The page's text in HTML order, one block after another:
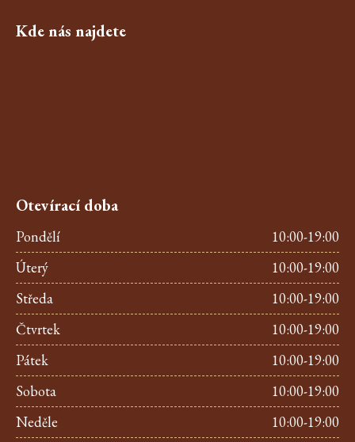
Kde nás najdete
Otevírací doba
Pondělí
10:00-19:00
Úterý
10:00-19:00
Středa
10:00-19:00
Čtvrtek
10:00-19:00
Pátek
10:00-19:00
Sobota
10:00-19:00
Neděle
10:00-19:00